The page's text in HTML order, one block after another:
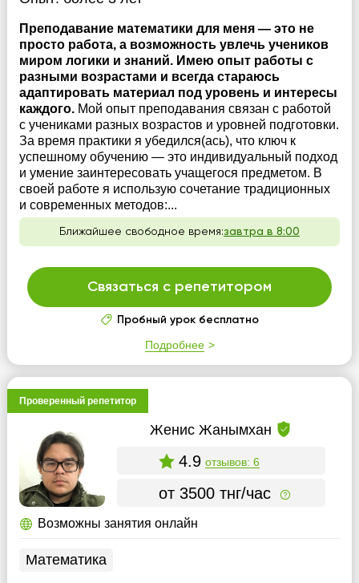
Преподавание математики для меня — это не
просто работа, а возможность увлечь учеников
миром логики и знаний. Имею опыт работы с
разными возрастами и всегда стараюсь
адаптировать материал под уровень и интересы
каждого. Мой опыт преподавания связан с работой
с учениками разных возрастов и уровней подготовки.
За время практики я убедился(ась), что ключ к
успешному обучению — это индивидуальный подход
и умение заинтересовать учащегося предметом. В
своей работе я использую сочетание традиционных
и современных методов:...
Ближайшее свободное время:завтра в 8:00
Связаться с репетитором
Пробный урок бесплатно
Подробнее
Проверенный репетитор
Женис Жанымхан
4.9 отзывов: 6
от 3500 тнг/час
Возможны занятия онлайн
Математика